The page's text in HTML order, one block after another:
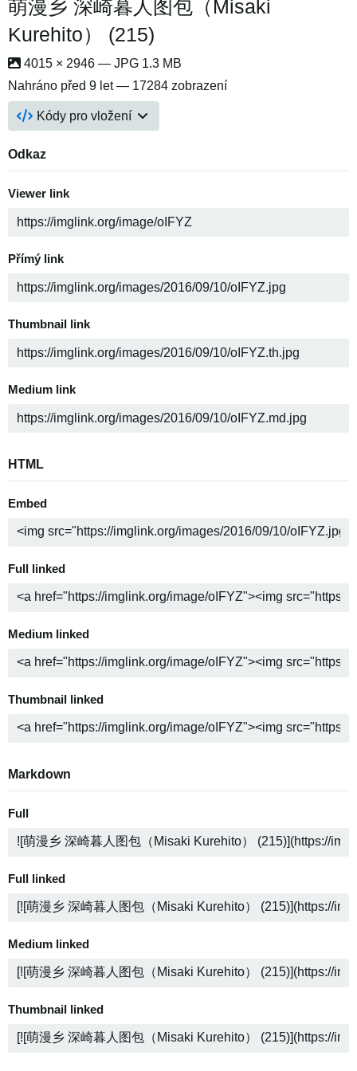
萌漫乡 深崎暮人图包（Misaki
Kurehito） (215)
4015 × 2946 — JPG 1.3 MB
Nahráno před 9 let— 17284 zobrazení
Kódy pro vložení
Odkaz
Viewer link
Přímý link
Thumbnail link
Medium link
HTML
Embed
Full linked
Medium linked
Thumbnail linked
Markdown
Full
Full linked
Medium linked
Thumbnail linked